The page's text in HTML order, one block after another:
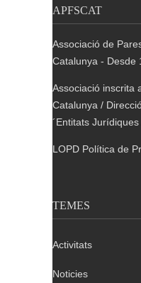
APFSCAT
Associació de
Catalunya - Desde
Associació inscrita
Catalunya /
´Entitats
LOPD Política de
TEMES
Activitats
Noticies